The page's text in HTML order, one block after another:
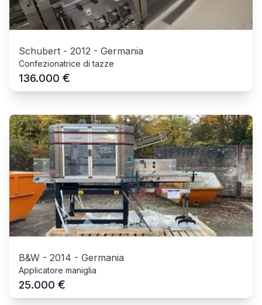
Schubert - 2012 - Germania
Confezionatrice di tazze
136.000 €
B&W - 2014 - Germania
Applicatore maniglia
25.000 €